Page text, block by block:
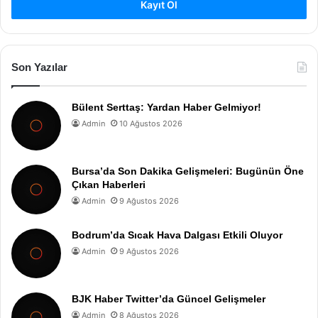
Kayıt Ol
Son Yazılar
Bülent Serttaş: Yardan Haber Gelmiyor!
Admin 10 Ağustos 2026
Bursa’da Son Dakika Gelişmeleri: Bugünün Öne
Çıkan Haberleri
Admin 9 Ağustos 2026
Bodrum’da Sıcak Hava Dalgası Etkili Oluyor
Admin 9 Ağustos 2026
BJK Haber Twitter’da Güncel Gelişmeler
Admin 8 Ağustos 2026